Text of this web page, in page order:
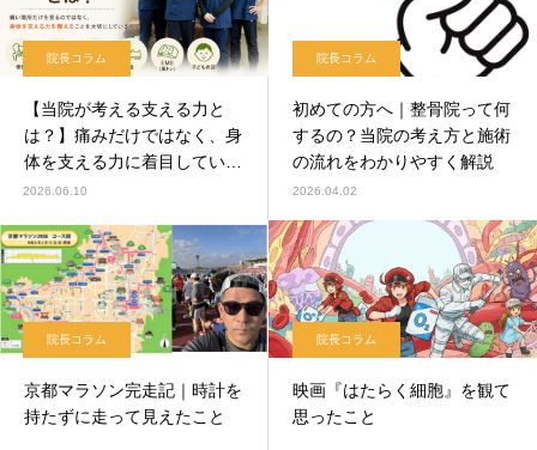
院長コラム
【当院が考える支える力と
は？】痛みだけではなく、身
体を支える力に着目していま
す
2026.06.10
院長コラム
初めての方へ｜整骨院って何
するの？当院の考え方と施術
の流れをわかりやすく解説
2026.04.02
院長コラム
京都マラソン完走記｜時計を
持たずに走って見えたこと
院長コラム
映画『はたらく細胞』を観て
思ったこと